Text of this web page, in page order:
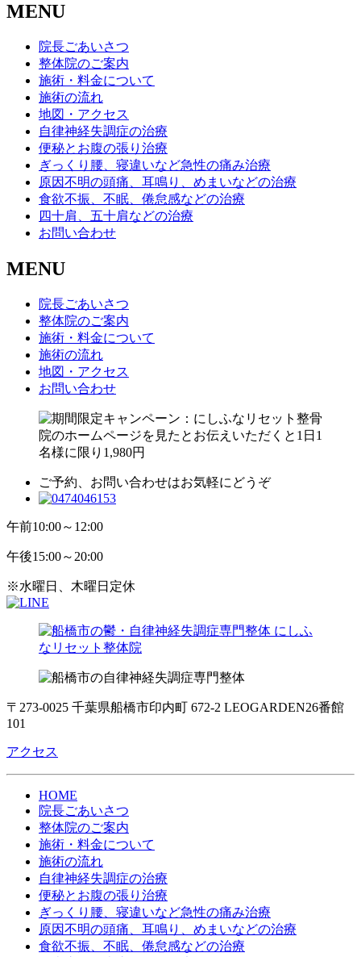
MENU
院長ごあいさつ
整体院のご案内
施術・料金について
施術の流れ
地図・アクセス
自律神経失調症の治療
便秘とお腹の張り治療
ぎっくり腰、寝違いなど急性の痛み治療
原因不明の頭痛、耳鳴り、めまいなどの治療
食欲不振、不眠、倦怠感などの治療
四十肩、五十肩などの治療
お問い合わせ
MENU
院長ごあいさつ
整体院のご案内
施術・料金について
施術の流れ
地図・アクセス
お問い合わせ
ご予約、お問い合わせはお気軽にどうぞ
午前10:00～12:00
午後15:00～20:00
※水曜日、木曜日定休
〒273-0025 千葉県船橋市印内町 672-2 LEOGARDEN26番館
101
アクセス
HOME
院長ごあいさつ
整体院のご案内
施術・料金について
施術の流れ
自律神経失調症の治療
便秘とお腹の張り治療
ぎっくり腰、寝違いなど急性の痛み治療
原因不明の頭痛、耳鳴り、めまいなどの治療
食欲不振、不眠、倦怠感などの治療